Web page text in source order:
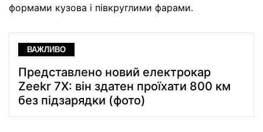
формами кузова і півкруглими фарами.
ВАЖЛИВО
Представлено новий електрокар
Zeekr 7X: він здатен проїхати 800 км
без підзарядки (фото)